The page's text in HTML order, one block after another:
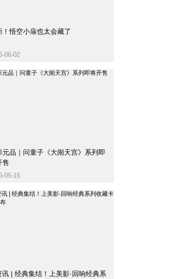
！悟空小庙也太会藏了
06-02
元品｜问童子《大闹天宫》系列即
售
05-15
讯 | 经典集结！上美影·回响经典系